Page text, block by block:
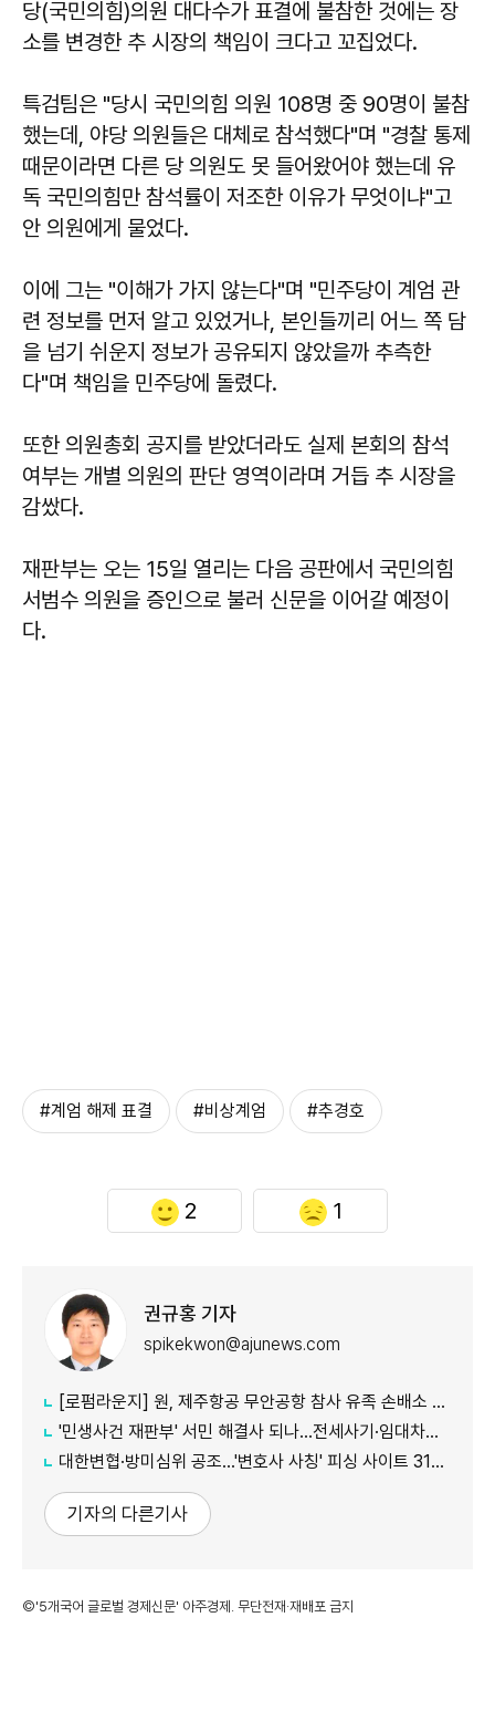
당(국민의힘)의원 대다수가 표결에 불참한 것에는 장
소를 변경한 추 시장의 책임이 크다고 꼬집었다.
특검팀은 "당시 국민의힘 의원 108명 중 90명이 불참
했는데, 야당 의원들은 대체로 참석했다"며 "경찰 통제
때문이라면 다른 당 의원도 못 들어왔어야 했는데 유
독 국민의힘만 참석률이 저조한 이유가 무엇이냐"고
안 의원에게 물었다.
이에 그는 "이해가 가지 않는다"며 "민주당이 계엄 관
련 정보를 먼저 알고 있었거나, 본인들끼리 어느 쪽 담
을 넘기 쉬운지 정보가 공유되지 않았을까 추측한
다"며 책임을 민주당에 돌렸다.
또한 의원총회 공지를 받았더라도 실제 본회의 참석
여부는 개별 의원의 판단 영역이라며 거듭 추 시장을
감쌌다.
재판부는 오는 15일 열리는 다음 공판에서 국민의힘
서범수 의원을 증인으로 불러 신문을 이어갈 예정이
다.
#계엄 해제 표결 #비상계엄 #추경호
2 1
권규홍 기자
spikekwon@ajunews.com
[로펌라운지] 원, 제주항공 무안공항 참사 유족 손배소 대리..."참사 진상 명확히 규명"
'민생사건 재판부' 서민 해결사 되나...전세사기·임대차분쟁 평균 3개월내 해결
대한변협·방미심위 공조…'변호사 사칭' 피싱 사이트 31건 무더기 차단
기자의 다른기사
©'5개국어 글로벌 경제신문' 아주경제. 무단전재·재배포 금지